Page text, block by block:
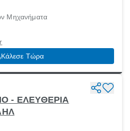
Μηχανήματα
Κάλεσε Τώρα
- ΕΛΕΥΘΕΡΙΑ